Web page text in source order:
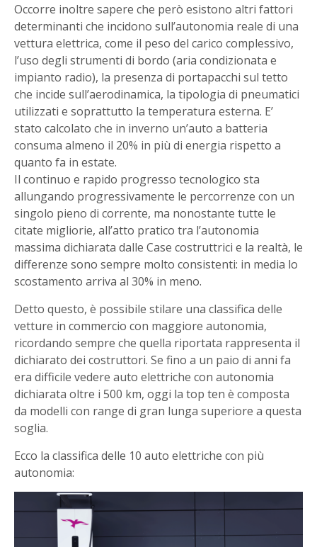
Occorre inoltre sapere che però esistono altri fattori
determinanti che incidono sull’autonomia reale di una
vettura elettrica, come il peso del carico complessivo,
l’uso degli strumenti di bordo (aria condizionata e
impianto radio), la presenza di portapacchi sul tetto
che incide sull’aerodinamica, la tipologia di pneumatici
utilizzati e soprattutto la temperatura esterna. E’
stato calcolato che in inverno un’auto a batteria
consuma almeno il 20% in più di energia rispetto a
quanto fa in estate.
Il continuo e rapido progresso tecnologico sta
allungando progressivamente le percorrenze con un
singolo pieno di corrente, ma nonostante tutte le
citate migliorie, all’atto pratico tra l’autonomia
massima dichiarata dalle Case costruttrici e la realtà, le
differenze sono sempre molto consistenti: in media lo
scostamento arriva al 30% in meno.
Detto questo, è possibile stilare una classifica delle
vetture in commercio con maggiore autonomia,
ricordando sempre che quella riportata rappresenta il
dichiarato dei costruttori. Se fino a un paio di anni fa
era difficile vedere auto elettriche con autonomia
dichiarata oltre i 500 km, oggi la top ten è composta
da modelli con range di gran lunga superiore a questa
soglia.
Ecco la classifica delle 10 auto elettriche con più
autonomia: